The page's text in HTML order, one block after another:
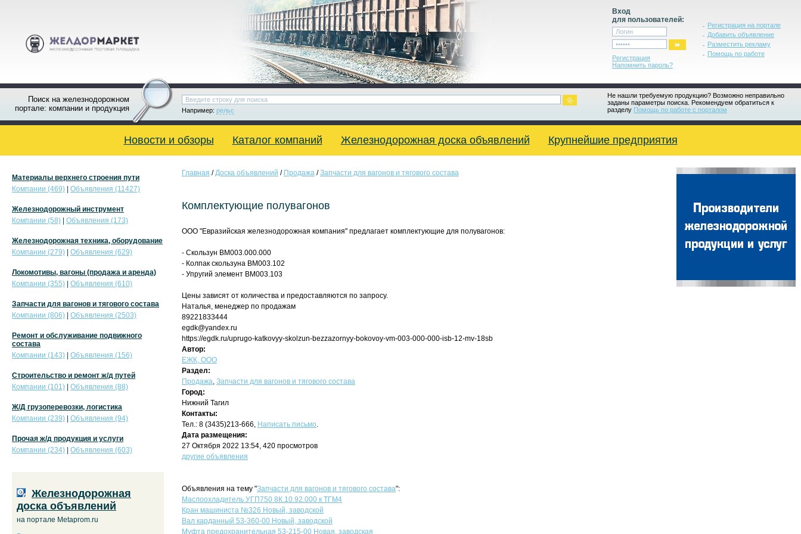
Вход
для пользователей:
Регистрация
Напомнить пароль?
Регистрация на портале
Добавить объявление
Разместить рекламу
Помощь по работе
Поиск на железнодорожном
портале: компании и продукция
Не нашли требуемую продукцию? Возможно неправильно
заданы параметры поиска. Рекомендуем обратиться к
разделу Помощь по работе с порталом
Например: рельс
Новости и обзоры Каталог компаний Железнодорожная доска объявлений Крупнейшие предприятия
Главная /Доска объявлений / Продажа /Запчасти для вагонов и тягового состава
Комплектующие полувагонов
ООО "Евразийская железнодорожная компания" предлагает комплектующие для полувагонов:
- Скользун ВМ003.000.000
- Колпак скользуна ВМ003.102
- Упругий элемент ВМ003.103
Цены зависят от количества и предоставляются по запросу.
Наталья, менеджер по продажам
89221833444
egdk@yandex.ru
https://egdk.ru/uprugo-katkovyy-skolzun-bezzazornyy-bokovoy-vm-003-000-000-isb-12-mv-18sb
Автор:
ЕЖК, ООО
Раздел:
Продажа, Запчасти для вагонов и тягового состава
Город:
Нижний Тагил
Контакты:
Тел.: 8 (3435)213-666, Написать письмо.
Дата размещения:
27 Октября 2022 13:54, 420 просмотров
другие объявления
Объявления на тему "Запчасти для вагонов и тягового состава":
Маслоохладитель УГП750 8К.10.92.000 к ТГМ4
Кран машиниста №326 Новый, заводской
Вал карданный 53-360-00 Новый, заводской
Муфта предохранительная 53-215-00 Новая, заводская
Материалы верхнего строения пути
Компании (469)
Объявления (11427)
Железнодорожный инструмент
Компании (58)
Объявления (173)
Железнодорожная техника, оборудование
Компании (279)
Объявления (629)
Локомотивы, вагоны (продажа и аренда)
Компании (355)
Объявления (610)
Запчасти для вагонов и тягового состава
Компании (806)
Объявления (2503)
Ремонт и обслуживание подвижного
состава
Компании (143)
Объявления (156)
Строительство и ремонт ж/д путей
Компании (101)
Объявления (88)
Ж/Д грузоперевозки, логистика
Компании (239)
Объявления (94)
Прочая ж/д продукция и услуги
Компании (234)
Объявления (603)
Железнодорожная
доска объявлений
на портале Metaprom.ru